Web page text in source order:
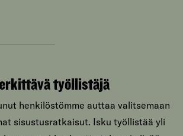
työllistäjä
henkilöstömme auttaa valitsemaan
sisustusratkaisut. Isku työllistää yli